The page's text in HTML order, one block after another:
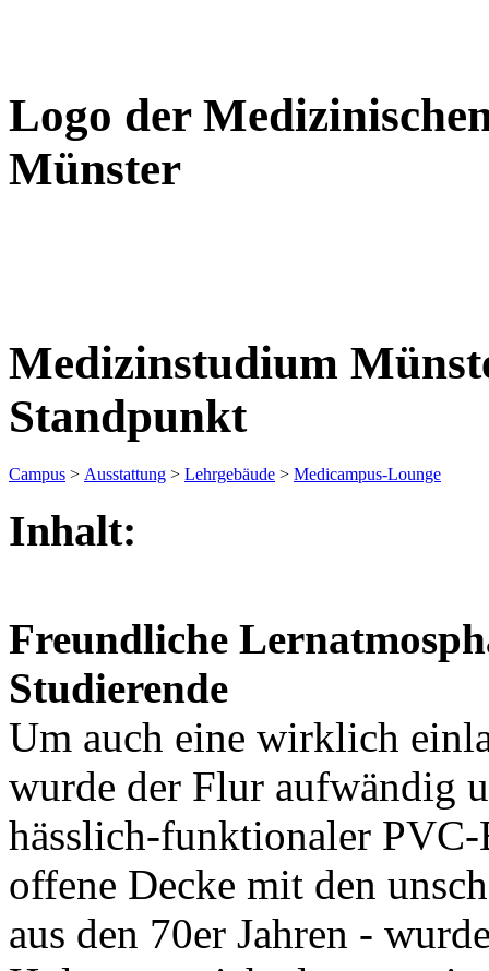
Logo der
Münster
Medizinstudium
Standpunkt
Campus > Ausstattung > Lehrgebäude > Medicampus-Lounge
Inhalt:
Freundliche
Studierende
Um auch eine wirklich
wurde der Flur aufwändig
hässlich-funktionaler
offene Decke mit den
aus den 70er Jahren -